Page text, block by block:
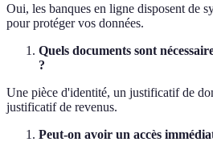
Oui, les banques en ligne disposent de
pour protéger vos données.
Quels documents sont
?
Une pièce d'identité, un justificatif de
justificatif de revenus.
Peut-on avoir un accès